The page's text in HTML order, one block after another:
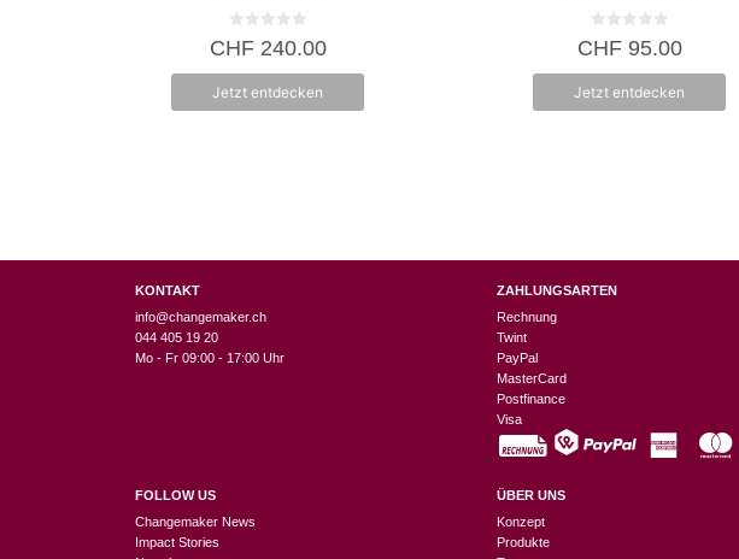
0
v
5
CHF240.00
Jetzt entdecken
0
v
5
CHF95.00
Jetzt entdecken
KONTAKT
info@changemaker.ch
044 405 19 20
Mo - Fr 09:00 - 17:00 Uhr
FOLLOW US
Changemaker News
Impact Stories
ZAHLUNGSARTEN
Rechnung
Twint
PayPal
MasterCard
Postfinance
Visa
ÜBER UNS
Konzept
Produkte